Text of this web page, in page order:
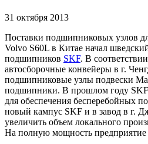
31 октября 2013
Поставки подшипниковых узлов
Volvo S60L в Китае начал
подшипников SKF. В
автосборочные конвейеры в г.
подшипниковые узлы подвески
подшипники. В прошлом году SKF
для обеспечения бесперебойных
новый кампус SKF и в завод в г.
увеличить объем локального
На полную мощность предприятие